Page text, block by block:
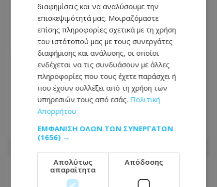
Δίνει μάχη 16χρονος μετά από
τροχαίο: Παρασύρθηκε από
μεθυσμένο οδηγό
07.08.2026 - 10:05
διαφημίσεις και να αναλύσουμε την
επισκεψιμότητά μας. Μοιραζόμαστε
επίσης πληροφορίες σχετικά με τη χρήση
του ιστότοπού μας με τους συνεργάτες
διαφήμισης και ανάλυσης, οι οποίοι
ενδέχεται να τις συνδυάσουν με άλλες
πληροφορίες που τους έχετε παράσχει ή
που έχουν συλλέξει από τη χρήση των
υπηρεσιών τους από εσάς. Πολιτική
Απορρήτου
ΕΜΦΆΝΙΣΗ ΌΛΩΝ ΤΩΝ ΣΥΝΕΡΓΑΤΏΝ
(1656) →
Απολύτως
απαραίτητα
Απόδοσης